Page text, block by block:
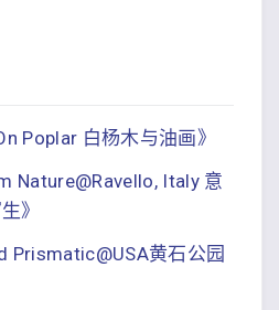
Poplar 白杨木与油画》
Nature@Ravello, Italy 意
》
Prismatic@USA黄石公园